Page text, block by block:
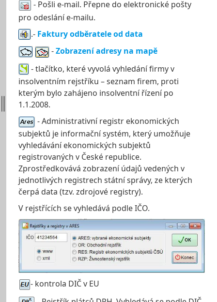
- Pošli e-mail. Přepne do elektronické pošty
pro odeslání e-mailu.
.- Faktury odběratele od data
-Zobrazení adresy na mapě
- tlačítko, které vyvolá vyhledání firmy v
insolventním rejstříku – seznam firem, proti
kterým bylo zahájeno insolventní řízení po
1.1.2008.
- Administrativní registr ekonomických
subjektů je informační systém, který umožňuje
vyhledávání ekonomických subjektů
registrovaných v České republice.
Zprostředkovává zobrazení údajů vedených v
jednotlivých registrech státní správy, ze kterých
čerpá data (tzv. zdrojové registry).
V rejstřících se vyhledává podle IČO.
- kontrola DIČ v EU